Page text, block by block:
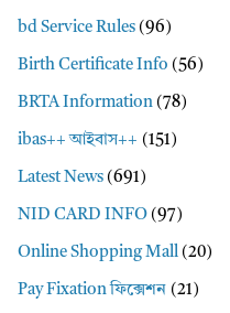
bd Service Rules (96)
Birth Certificate Info (56)
BRTA Information (78)
ibas++ আইবাস++ (151)
Latest News (691)
NID CARD INFO (97)
Online Shopping Mall (20)
Pay Fixation ফিক্সেশন (21)